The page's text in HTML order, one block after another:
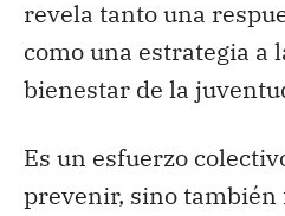
revela tanto una
como una estrategia a
bienestar de la
Es un esfuerzo
prevenir, sino